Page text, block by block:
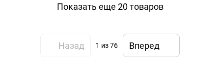
Показать еще 20 товаров
Назад 1 из 76 Вперед